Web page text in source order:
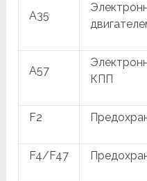
A35
A57
КПП
F2
F4/F47